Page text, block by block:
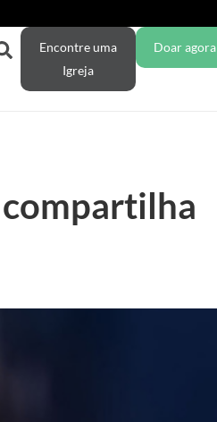
Encontre uma
Igreja
Doar agora
compartilha